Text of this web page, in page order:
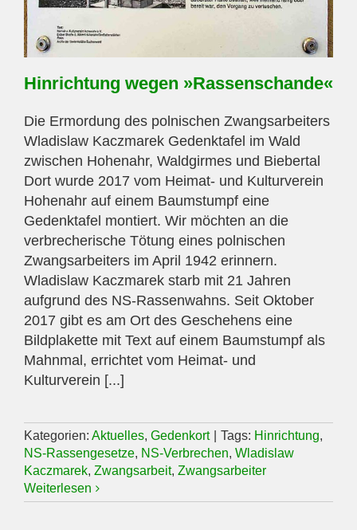
Hinrichtung wegen »Rassenschande«
Die Ermordung des polnischen Zwangsarbeiters
Wladislaw Kaczmarek Gedenktafel im Wald
zwischen Hohenahr, Waldgirmes und Biebertal
Dort wurde 2017 vom Heimat- und Kulturverein
Hohenahr auf einem Baumstumpf eine
Gedenktafel montiert. Wir möchten an die
verbrecherische Tötung eines polnischen
Zwangsarbeiters im April 1942 erinnern.
Wladislaw Kaczmarek starb mit 21 Jahren
aufgrund des NS-Rassenwahns. Seit Oktober
2017 gibt es am Ort des Geschehens eine
Bildplakette mit Text auf einem Baumstumpf als
Mahnmal, errichtet vom Heimat- und
Kulturverein [...]
Kategorien: Aktuelles, Gedenkort Tags: Hinrichtung,
NS-Rassengesetze, NS-Verbrechen, Wladislaw
Kaczmarek, Zwangsarbeit, Zwangsarbeiter
Weiterlesen